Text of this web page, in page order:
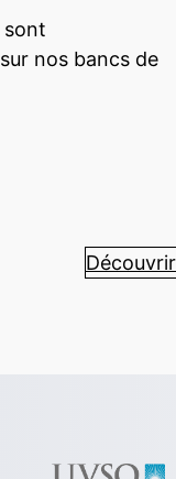
sont
sur nos bancs de